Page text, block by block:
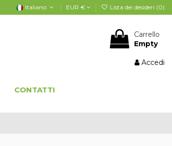
Italiano EUR € Lista dei desideri (0)
Carrello
Empty
Accedi
CONTATTI